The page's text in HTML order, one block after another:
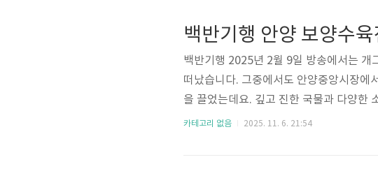
50,000원에 넉넉한 양을 자랑하며, 80..
백반기행 안양 보양수
백반기행 2025년 2월 9일 방송에서는 개
떠났습니다. 그중에서도 안양중앙시장에
을 끌었는데요. 깊고 진한 국물과 다양한
글에서는 백반기행에 소개된 안양 보양수
카테고리 없음 2025. 11. 6. 21:54